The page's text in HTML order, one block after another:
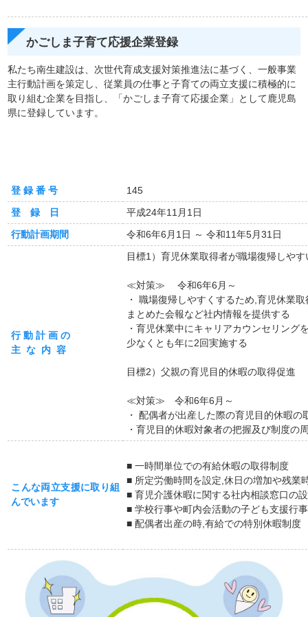
かごしま子育て応援企業登録
私たち南生建設は、次世代育成支援対策推進法に基づく、一般事業
主行動計画を策定し、従業員の仕事と子育ての両立支援に積極的に
取り組む企業を目指し、「かごしま子育て応援企業」として鹿児島
県に登録しています。
登 録 番 号
145
登 録 日
平成24年11月1日
行動計画期間
令和6年6月1日 ～ 令和11年5月31日
行 動 計 画 の
主 な 内 容
目標1）育児休業取得者が職場復帰しや
≪対策≫ 令和6年6月～
・ 職場復帰しやすくするため,育児休業
まとめた会報など社内情報を提供する
・育児休業中にキャリアカウンセリング
少なくとも年に2回実施する
目標2）父親の育児目的休暇の取得促進
≪対策≫ 令和6年6月～
・ 配偶者が出産した際の育児目的休暇の
・育児目的休暇対象者の把握及び制度の
こんな両立支援に取り組
んでいます
■ 一時間単位での有給休暇の取得制度
■ 所定労働時間を設定,休日の増加や残業
■ 育児介護休暇に関する社内相談窓口の
■ 学校行事や町内会活動の子ども支援行
■ 配偶者出産の時,有給での特別休暇制度